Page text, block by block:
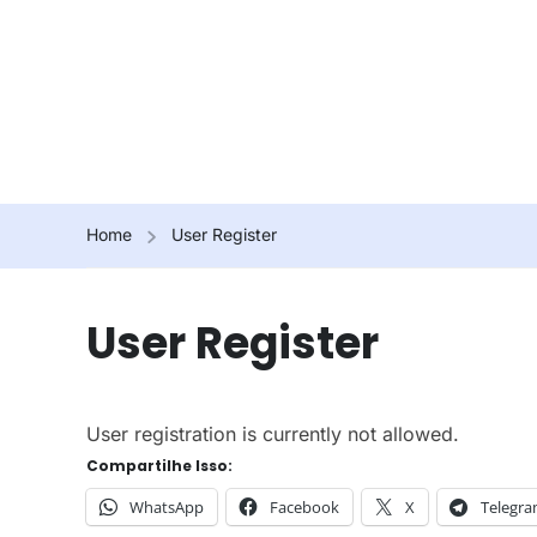
Home User Register
User Register
User registration is currently not allowed.
Compartilhe Isso:
WhatsApp Facebook X